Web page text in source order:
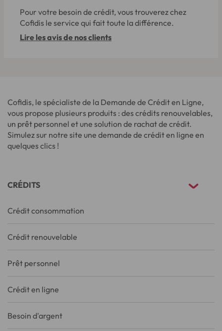
Pour votre besoin de crédit, vous trouverez chez
Cofidis le service qui fait toute la différence.
Lire les avis de nos clients
Cofidis, le spécialiste de la Demande de Crédit en Ligne,
vous propose plusieurs produits : des crédits renouvelables,
un prêt personnel et une solution de rachat de crédit.
Simulez sur notre site une demande de crédit en ligne en
quelques clics !
CRÉDITS
Crédit consommation
Crédit renouvelable
Prêt personnel
Crédit en ligne
Besoin d'argent